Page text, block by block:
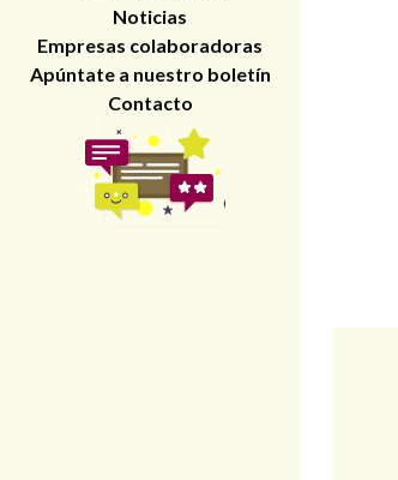
Noticias
Empresas colaboradoras
Apúntate a nuestro boletín
Contacto